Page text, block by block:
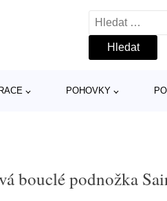
Vyhledávání
POHOVKY
bouclé podnožka